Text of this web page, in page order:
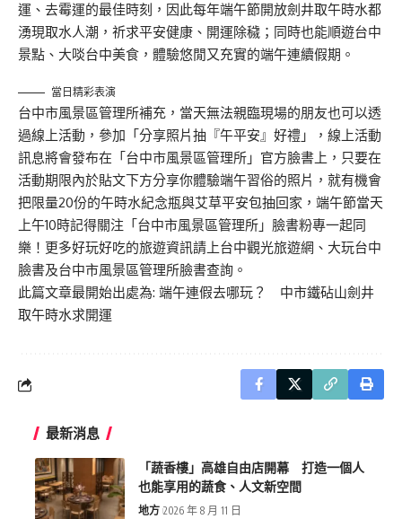
運、去霉運的最佳時刻，因此每年端午節開放劍井取午時水都
湧現取水人潮，祈求平安健康、開運除穢；同時也能順遊台中
景點、大啖台中美食，體驗悠閒又充實的端午連續假期。
當日精彩表演
台中市風景區管理所補充，當天無法親臨現場的朋友也可以透
過線上活動，參加「分享照片抽『午平安』好禮」，線上活動
訊息將會發布在「台中市風景區管理所」官方臉書上，只要在
活動期限內於貼文下方分享你體驗端午習俗的照片，就有機會
把限量20份的午時水紀念瓶與艾草平安包抽回家，端午節當天
上午10時記得關注「台中市風景區管理所」臉書粉專一起同
樂！更多好玩好吃的旅遊資訊請上台中觀光旅遊網、大玩台中
臉書及台中市風景區管理所臉書查詢。
此篇文章最開始出處為: 端午連假去哪玩？ 中市鐵砧山劍井
取午時水求開運
最新消息
「蔬香樓」高雄自由店開幕 打造一個人
也能享用的蔬食、人文新空間
地方 2026 年 8 月 11 日